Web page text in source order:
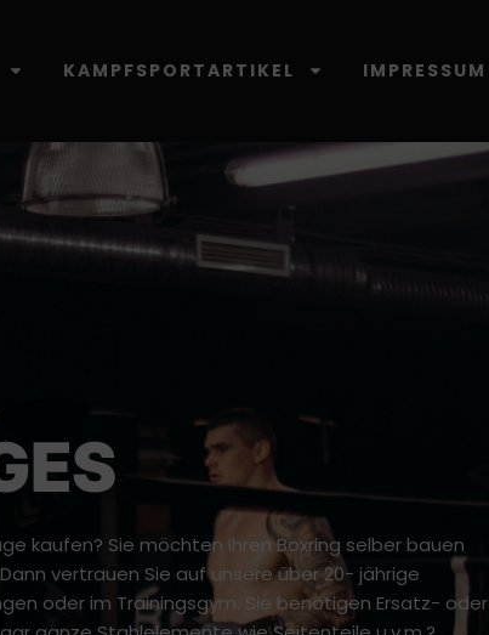
KAMPFSPORTARTIKEL IMPRESSUM
kaufen? Sie möchten Ihren Boxring selber bauen
vertrauen Sie auf unsere über 20- jährige
oder im Trainingsgym. Sie benötigen Ersatz- oder